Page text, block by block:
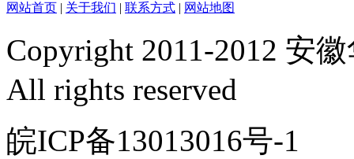
网站首页 | 关于我们 | 联系方式 | 网站地图
Copyright 2011-2012 安
All rights reserved
皖ICP备13013016号